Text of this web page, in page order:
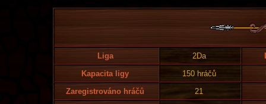
Liga 2Da
Kapacita ligy
150 hráčů
Zaregistrováno hráčů
21